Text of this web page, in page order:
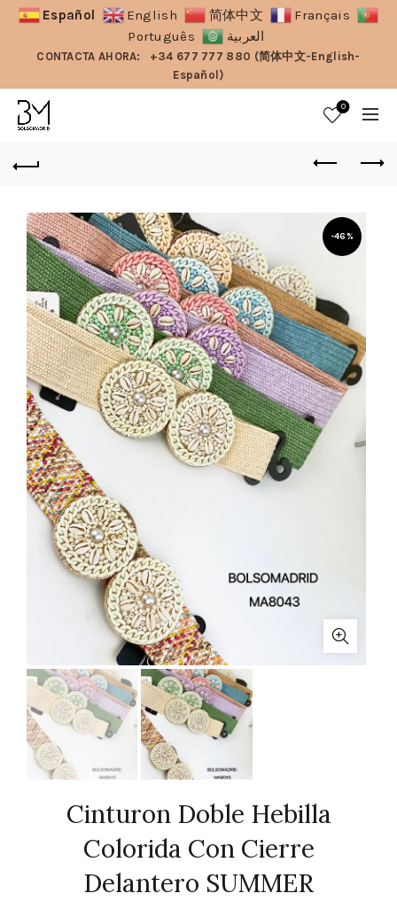
Español English 简体中文
Français
Português
العربية
CONTACTA AHORA:
+34 677 777 880 (简体中文-English-
Español)
0
-46%
Cinturon Doble Hebilla
Colorida Con Cierre
Delantero SUMMER